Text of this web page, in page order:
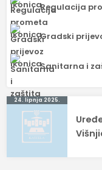
Regulacija
Gradski
Sanitarna i
Navigacija
objava
24. lipnja 2025.